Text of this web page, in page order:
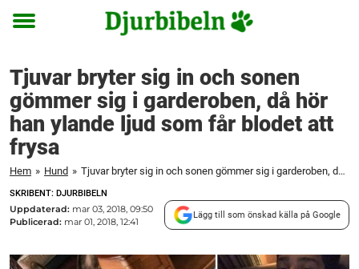
Toggle
Tjuvar bryter sig in och sonen
gömmer sig i garderoben, då hör
han ylande ljud som får blodet att
frysa
Hem » Hund » Tjuvar bryter sig in och sonen gömmer sig i garderoben, då hör han ylande ljud som får blodet att frysa
SKRIBENT: DJURBIBELN
Uppdaterad: mar 03, 2018, 09:50
Publicerad: mar 01, 2018, 12:41
Lägg till som önskad källa på Google